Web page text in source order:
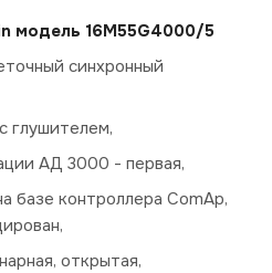
модель 16M55G4000/5
синхронный
глушителем,
АД 3000 - первая,
базе контроллера ComAp,
открытая,